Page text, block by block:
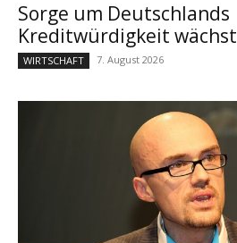
Sorge um Deutschlands
Kreditwürdigkeit wächst
WIRTSCHAFT 7. August 2026